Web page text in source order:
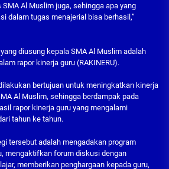
Al Muslim juga, sehingga apa yang
dalam tugas menajerial bisa berhasil,”
diusung kepala SMA Al Muslim adalah
rapor kinerja guru (RAKINERU).
bertujuan untuk meningkatkan kinerja
Al Muslim, sehingga berdampak pada
rapor kinerja guru yang mengalami
tahun ke tahun.
tersebut adalah mengadakan program
mengaktifkan forum diskusi dengan
memberikan penghargaan kepada guru,